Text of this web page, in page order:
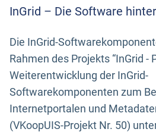
InGrid – Die Software
Die InGrid-
Rahmen des Projekts “InGrid -
Weiterentwicklung der InGrid-
Softwarekomponenten zum
Internetportalen und
(VKoopUIS-Projekt Nr. 50)